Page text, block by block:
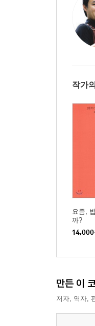
작가
요즘,
까?
14,000
만든 이
저자, 역자,